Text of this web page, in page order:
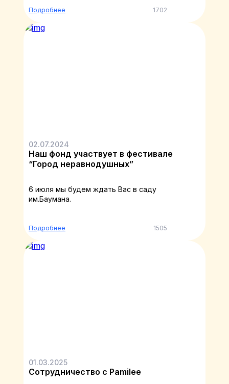
Подробнее 1702
02.07.2024
Наш фонд участвует в фестивале
“Город неравнодушных”
6 июля мы будем ждать Вас в саду
им.Баумана.
Подробнее 1505
01.03.2025
Сотрудничество с Pamilee